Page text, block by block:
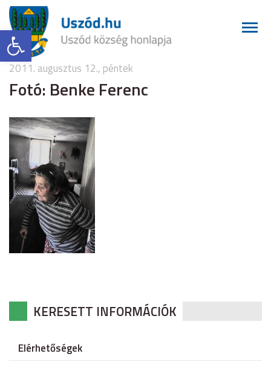
Eszköztár megnyitása
2011. augusztus 12., péntek
Fotó: Benke Ferenc
KERESETT INFORMÁCIÓK
Elérhetőségek